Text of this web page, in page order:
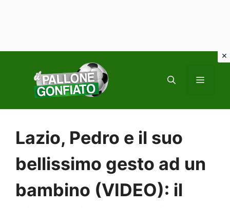
contenuto
MENU
Lazio, Pedro e il suo
bellissimo gesto ad un
bambino (VIDEO): il